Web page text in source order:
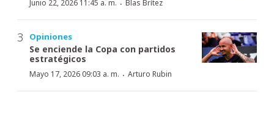
Junio 22, 2026 11:45 a. m. · Blas Brítez
Opiniones
Se enciende la Copa con partidos
estratégicos
Mayo 17, 2026 09:03 a. m. · Arturo Rubin